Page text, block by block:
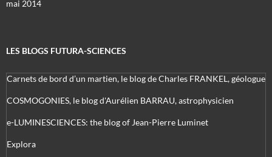
mai 2014
LES BLOGS FUTURA-SCIENCES
Carnets de bord d’un martien, le blog de Charles FRANKEL, géologue
COSMOGONIES, le blog d'Aurélien BARRAU, astrophysicien
e-LUMINESCIENCES: the blog of Jean-Pierre Luminet
Explora